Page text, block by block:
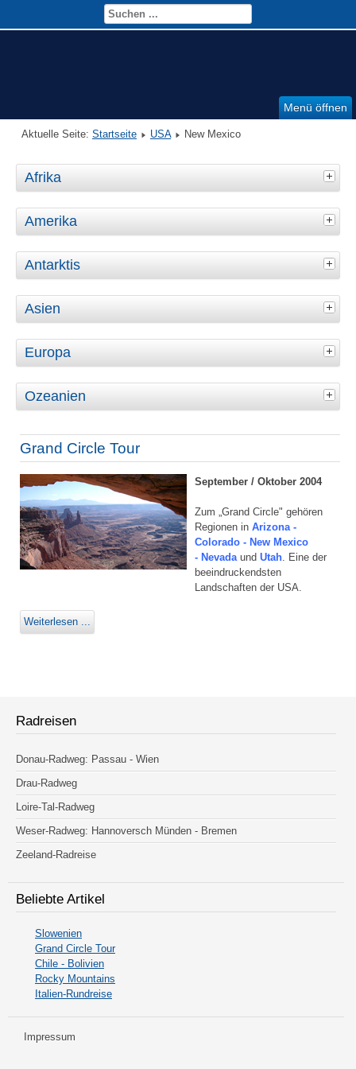
Menü öffnen
Aktuelle Seite: Startseite USA New Mexico
Afrika
Amerika
Antarktis
Asien
Europa
Ozeanien
Grand Circle Tour
September / Oktober 2004
Zum „Grand Circle" gehören
Regionen in Arizona -
Colorado - New Mexico
- Nevada und Utah . Eine der
beeindruckendsten
Landschaften der USA.
Weiterlesen ...
Radreisen
Donau-Radweg: Passau - Wien
Drau-Radweg
Loire-Tal-Radweg
Weser-Radweg: Hannoversch Münden - Bremen
Zeeland-Radreise
Beliebte Artikel
Slowenien
Grand Circle Tour
Chile - Bolivien
Rocky Mountains
Italien-Rundreise
Impressum